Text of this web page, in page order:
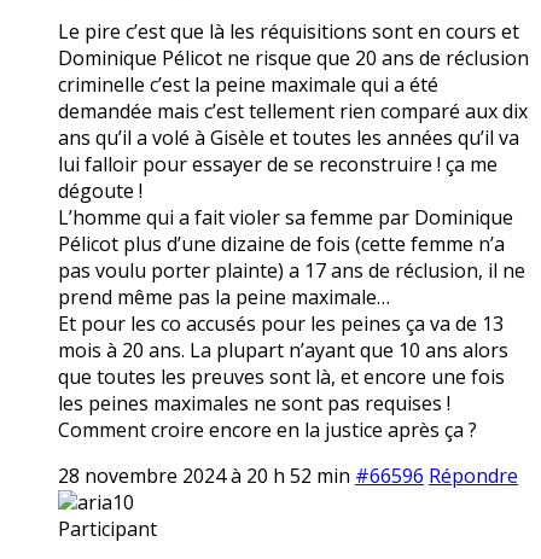
Le pire c’est que là les réquisitions sont en cours et
Dominique Pélicot ne risque que 20 ans de réclusion
criminelle c’est la peine maximale qui a été
demandée mais c’est tellement rien comparé aux dix
ans qu’il a volé à Gisèle et toutes les années qu’il va
lui falloir pour essayer de se reconstruire ! ça me
dégoute !
L’homme qui a fait violer sa femme par Dominique
Pélicot plus d’une dizaine de fois (cette femme n’a
pas voulu porter plainte) a 17 ans de réclusion, il ne
prend même pas la peine maximale…
Et pour les co accusés pour les peines ça va de 13
mois à 20 ans. La plupart n’ayant que 10 ans alors
que toutes les preuves sont là, et encore une fois
les peines maximales ne sont pas requises !
Comment croire encore en la justice après ça ?
28 novembre 2024 à 20 h 52 min #66596 Répondre
aria10
Participant